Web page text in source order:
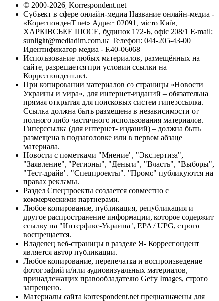
© 2000-2026, Korrespondent.net
Субъект в сфере онлайн-медиа Название онлайн-медиа -
«КореспонденТ.net» Адрес: 02091, місто Київ,
ХАРКІВСЬКЕ ШОСЕ, будинок 172-Б, офіс 208/1 E-mail:
sunlight@mediadim.com.ua Телефон: 044-205-43-00
Идентификатор медиа - R40-06068
Использование любых материалов, размещённых на
сайте, разрешается при условии ссылки на
Корреспондент.net.
При копировании материалов со страницы «Новости
Украины и мира», для интернет-изданий – обязательна
прямая открытая для поисковых систем гиперссылка.
Ссылка должна быть размещена в независимости от
полного либо частичного использования материалов.
Гиперссылка (для интернет- изданий) – должна быть
размещена в подзаголовке или в первом абзаце
материала.
Новости с пометками "Мнение", "Экспертиза",
"Заявление", "Регионы", "Деньги", "Власть", "Выборы",
"Тест-драйв", "Спецпроекты", "Промо" публикуются на
правах рекламы.
Раздел Спецпроекты создается совместно с
коммерческими партнерами.
Любое копирование, публикация, републикация и
другое распространение информации, которое содержит
ссылку на "Интерфакс-Украина", EPA / UPG, строго
воспрещается.
Владелец веб-страницы в разделе Я- Корреспондент
является автор публикации.
Любое копирование, перепечатка и воспроизведение
фотографий и/или аудиовизуальных материалов,
принадлежащих правообладателю Getty Images, строго
запрещено.
Материалы сайта korrespondent.net предназначены для